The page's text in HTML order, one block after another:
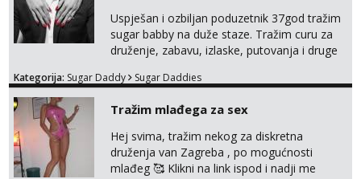
Uspješan i ozbiljan poduzetnik 37god tražim
sugar babby na duže staze. Tražim curu za
druženje, zabavu, izlaske, putovanja i druge
otvorena, komunikativna, zgodna i atraktivna
markodalic37@gmail.com
Kategorija: Sugar Daddy Sugar Daddies
Tražim mlađega za sex
Hej svima, tražim nekog za diskretna
druženja van Zagreba , po mogućnosti
mlađeg 🥰 Klikni na link ispod i nadji me